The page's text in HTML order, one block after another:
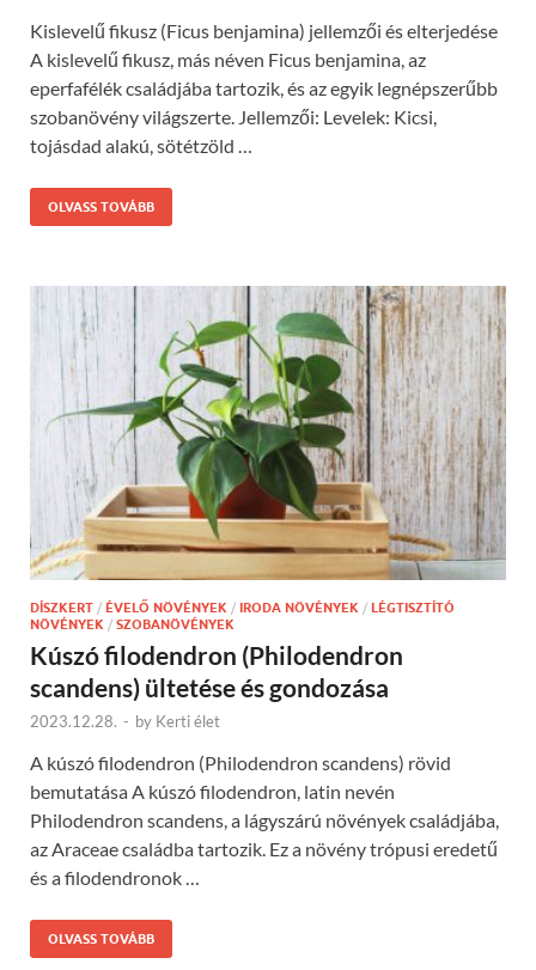
Kislevelű fikusz (Ficus benjamina) jellemzői és elterjedése
A kislevelű fikusz, más néven Ficus benjamina, az
eperfafélék családjába tartozik, és az egyik legnépszerűbb
szobanövény világszerte. Jellemzői: Levelek: Kicsi,
tojásdad alakú, sötétzöld …
OLVASS TOVÁBB
DÍSZKERT / ÉVELŐ NÖVÉNYEK / IRODA NÖVÉNYEK / LÉGTISZTÍTÓ
NÖVÉNYEK / SZOBANÖVÉNYEK
Kúszó filodendron (Philodendron
scandens) ültetése és gondozása
2023.12.28. - by Kerti élet
A kúszó filodendron (Philodendron scandens) rövid
bemutatása A kúszó filodendron, latin nevén
Philodendron scandens, a lágyszárú növények családjába,
az Araceae családba tartozik. Ez a növény trópusi eredetű
és a filodendronok …
OLVASS TOVÁBB